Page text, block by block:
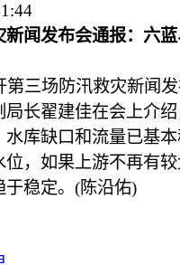
闻发布会通报：六
三场防汛救灾新闻发
长翟建佳在会上介
库缺口和流量已基
，如果上游不再有
于稳定。(陈沿佑)